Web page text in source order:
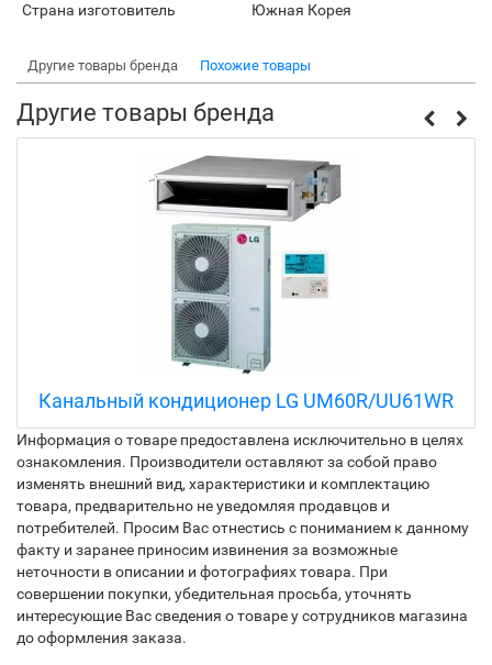
Страна изготовитель
Южная Корея
Другие товары бренда Похожие товары
Другие товары бренда
Канальный кондиционер LG UM60R/UU61WR
Информация о товаре предоставлена исключительно в целях
ознакомления. Производители оставляют за собой право
изменять внешний вид, характеристики и комплектацию
товара, предварительно не уведомляя продавцов и
потребителей. Просим Вас отнестись с пониманием к данному
факту и заранее приносим извинения за возможные
неточности в описании и фотографиях товара. При
совершении покупки, убедительная просьба, уточнять
интересующие Вас сведения о товаре у сотрудников магазина
до оформления заказа.